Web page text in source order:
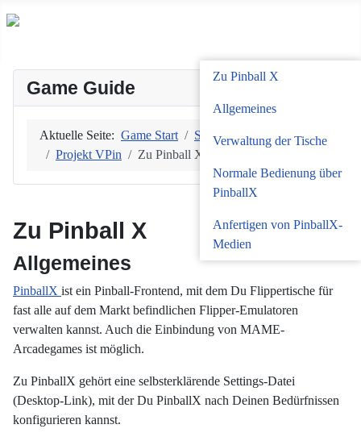
Game Guide
Aktuelle Seite: Game Start
Software
Projekt VPin
Zu Pinball X
Zu Pinball X
Allgemeines
PinballX ist ein Pinball-Frontend, mit dem Du Flippertische für
fast alle auf dem Markt befindlichen Flipper-Emulatoren
verwalten kannst. Auch die Einbindung von MAME-
Arcadegames ist möglich.
Zu PinballX gehört eine selbsterklärende Settings-Datei
(Desktop-Link), mit der Du PinballX nach Deinen Bedürfnissen
konfigurieren kannst.
Zu Pinball X
Allgemeines
Verwaltung der Tische
Normale Bedienung über
PinballX
Anfertigen von PinballX-
Medien